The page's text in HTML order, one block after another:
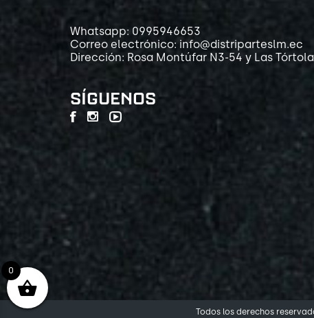
Whatsapp: 0995946653
Correo electrónico: info@distriparteslm.ec
Dirección: Rosa Montúfar N3-54 y Las
SÍGUENOS
Todos los derechos
0